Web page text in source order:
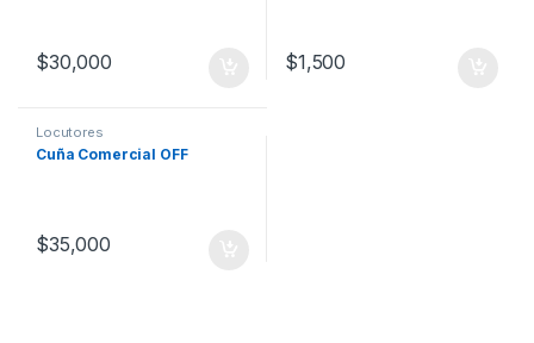
$30,000 $1,500
Locutores
Cuña Comercial OFF
$35,000